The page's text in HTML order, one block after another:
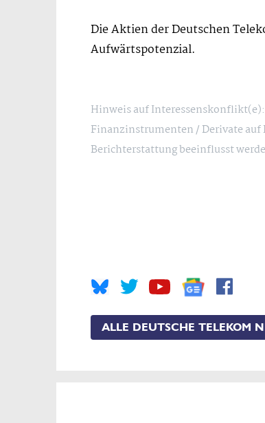
Die Aktien der Deutschen
Aufwärtspotenzial.
Hinweis auf
Finanzinstrumenten / Derivate
Berichterstattung beeinflusst
ALLE DEUTSCHE TELEKOM